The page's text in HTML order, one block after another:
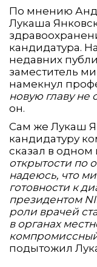
По мнению
Лукаша
кандидатура.
недавних
заместитель
намекнул
новую главу не
он.
Сам же Лукаш
кандидатуру
сказал в одном
открытости по
надеюсь, что
готовности к
президентом
роли врачей
в органах
компромиссный
подытожил